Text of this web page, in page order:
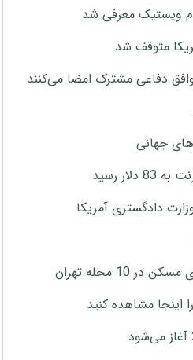
ویستیک معرفی شد
متوقف شد
دفاعی مشترک امضا می‌کنند
جهانی
رسید
محله تهران
اینجا مشاهده کنید